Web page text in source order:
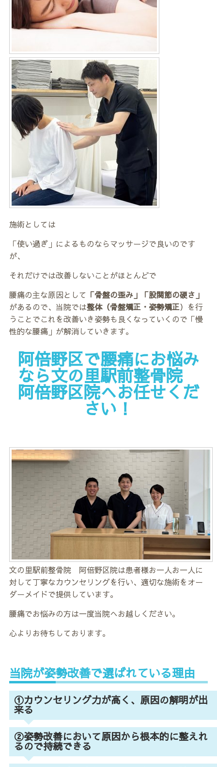
施術としては
「使い過ぎ」によるものならマッサージで良いのです
が、
それだけでは改善しないことがほとんどで
腰痛の主な原因として 「骨盤の歪み」「股関節の硬さ」
があるので、当院では整体（骨盤矯正・姿勢矯正）を行
うことでこれを改善いき姿勢も良くなっていくので「慢
性的な腰痛」が解消していきます。
阿倍野区で腰痛にお悩み
なら文の里駅前整骨院
阿倍野区院へお任せくだ
さい！
文の里駅前整骨院 阿倍野区院は患者様お一人お一人に
対して丁寧なカウンセリングを行い、適切な施術をオー
ダーメイドで提供しています。
腰痛でお悩みの方は一度当院へお越しください。
心よりお待ちしております。
当院が姿勢改善で選ばれている理由
①カウンセリング力が高く、原因の解明が出
来る
②姿勢改善において原因から根本的に整えれ
るので持続できる